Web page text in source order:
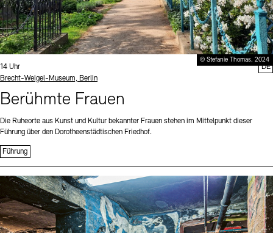
© Stefanie Thomas, 2024
Uhrzeit:
14 Uhr
Standort
Brecht-Weigel-Museum, Berlin
Berühmte Frauen
Die Ruheorte aus Kunst und Kultur bekannter Frauen stehen im Mittelpunkt dieser
Führung über den Dorotheenstädtischen Friedhof.
Führung
DE